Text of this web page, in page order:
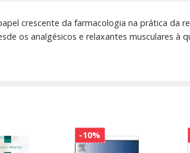
crescente da farmacologia na prática da
os analgésicos e relaxantes musculares à
-10%